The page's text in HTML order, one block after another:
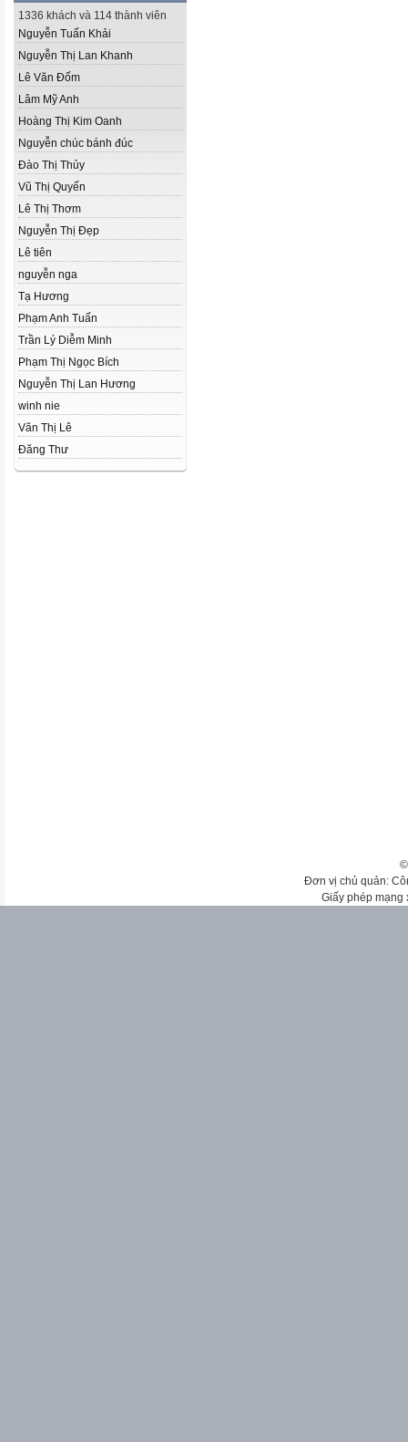
1336 khách và 114 thành viên
Nguyễn Tuấn Khải
Nguyễn Thị Lan Khanh
Lê Văn Đốm
Lâm Mỹ Anh
Hoàng Thị Kim Oanh
Nguyễn chúc bánh đúc
Đào Thị Thủy
Vũ Thị Quyến
Lê Thị Thơm
Nguyễn Thị Đẹp
Lê tiên
nguyễn nga
Tạ Hương
Phạm Anh Tuấn
Trần Lý Diễm Minh
Phạm Thị Ngọc Bích
Nguyễn Thị Lan Hương
winh nie
Văn Thị Lê
Đăng Thư
Đơn vị chủ quản:
Giấy phép mạng